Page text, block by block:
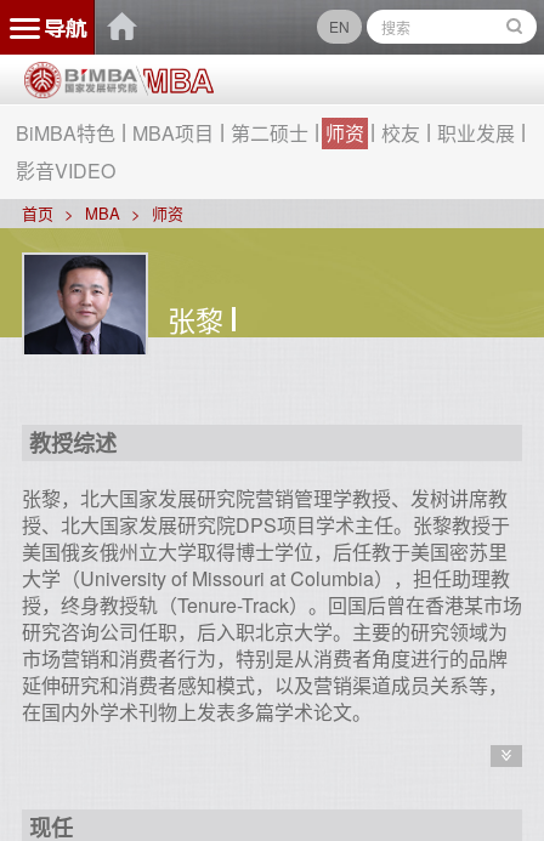
EN
BiMBA特色 MBA项目 第二硕士 师资 校友
职业发展
影音VIDEO
首页 MBA 师资
张黎
教授综述
张黎，北大国家发展研究院营销管理学教授、发树讲席教
授、北大国家发展研究院DPS项目学术主任。张黎教授于
美国俄亥俄州立大学取得博士学位，后任教于美国密苏里
大学（University of Missouri at Columbia），担任助理教
授，终身教授轨（Tenure-Track）。回国后曾在香港某市场
研究咨询公司任职，后入职北京大学。主要的研究领域为
市场营销和消费者行为，特别是从消费者角度进行的品牌
延伸研究和消费者感知模式，以及营销渠道成员关系等，
在国内外学术刊物上发表多篇学术论文。
现任